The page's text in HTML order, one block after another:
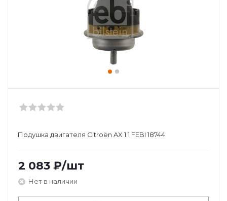
Подушкa двигателя Citroën AX 1.1 FEBI 18744
2 083 ₽/шт
Нет в наличии